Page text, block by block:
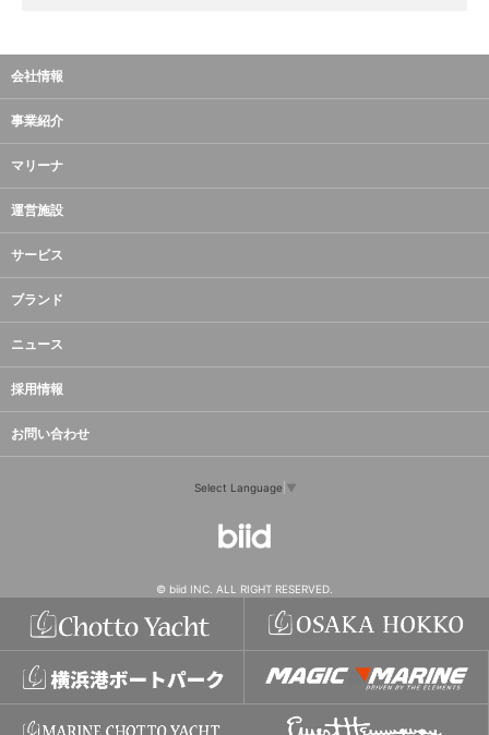
会社情報
事業紹介
マリーナ
運営施設
サービス
ブランド
ニュース
採用情報
お問い合わせ
Select Language ▼
© biid INC. ALL RIGHT RESERVED.